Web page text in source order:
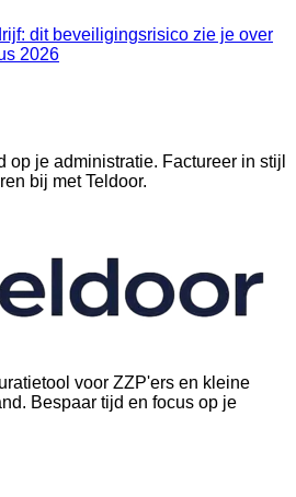
dit beveiligingsrisico zie je over
2026
op je administratie. Factureer in stijl
bij met Teldoor.
voor ZZP'ers en kleine
Bespaar tijd en focus op je